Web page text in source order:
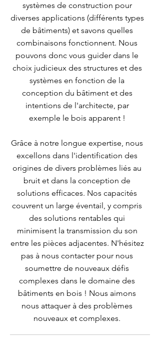
systèmes de construction pour
diverses applications (différents types
de bâtiments) et savons quelles
combinaisons fonctionnent. Nous
pouvons donc vous guider dans le
choix judicieux des structures et des
systèmes en fonction de la
conception du bâtiment et des
intentions de l'architecte, par
exemple le bois apparent !
​Grâce à notre longue expertise, nous
excellons dans l'identification des
origines de divers problèmes liés au
bruit et dans la conception de
solutions efficaces. Nos capacités
couvrent un large éventail, y compris
des solutions rentables qui
minimisent la transmission du son
entre les pièces adjacentes. N'hésitez
pas à nous contacter pour nous
soumettre de nouveaux défis
complexes dans le domaine des
bâtiments en bois ! Nous aimons
nous attaquer à des problèmes
nouveaux et complexes.